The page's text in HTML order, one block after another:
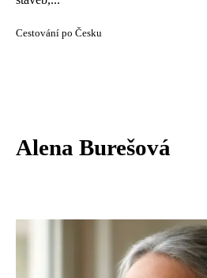
Cestování po Česku
Alena Burešová